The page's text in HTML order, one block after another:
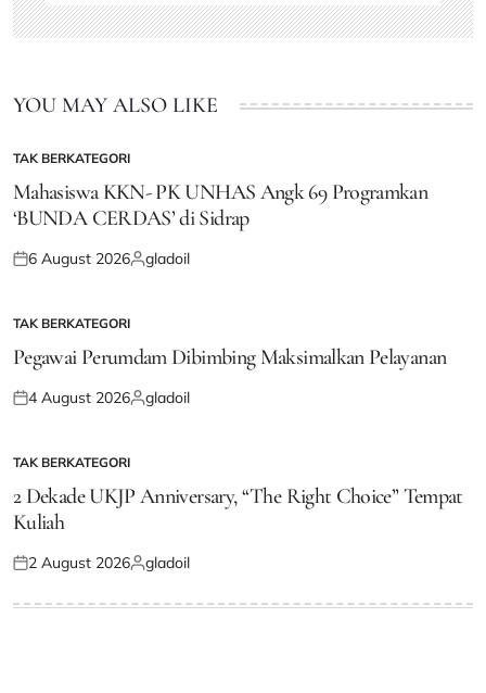
YOU MAY ALSO LIKE
POSTED
IN
TAK BERKATEGORI
Mahasiswa KKN- PK UNHAS Angk 69 Programkan
‘BUNDA CERDAS’ di Sidrap
Posted
6 August 2026Posted
gladoil
POSTED
IN
TAK BERKATEGORI
Pegawai Perumdam Dibimbing Maksimalkan Pelayanan
Posted
4 August 2026Posted
gladoil
POSTED
TAK BERKATEGORI
2 Dekade UKJP Anniversary, “The Right Choice” Tempat
Kuliah
Posted
2 August 2026Posted
gladoil